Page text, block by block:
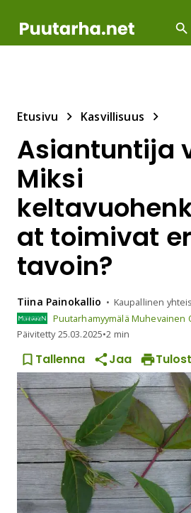
Etusivu Kasvillisuus
Asiantuntija
Miksi
at toimivat
tavoin?
Tiina Painokallio
Kaupallinen
Puutarhamyymälä Muhevainen
Päivitetty25.03.2025•2 min
Tallenna Jaa